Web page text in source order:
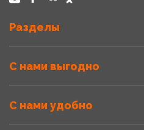
Разделы
С нами выгодно
С нами удобно